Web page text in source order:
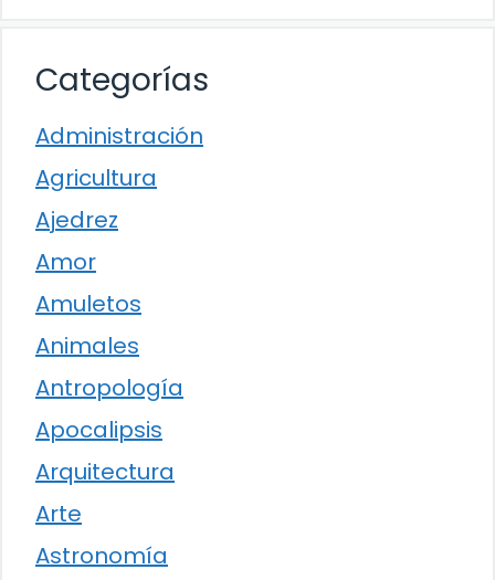
Categorías
Administración
Agricultura
Ajedrez
Amor
Amuletos
Animales
Antropología
Apocalipsis
Arquitectura
Arte
Astronomía